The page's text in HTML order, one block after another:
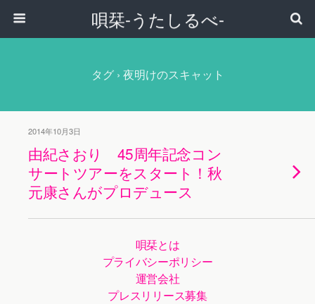
唄栞-うたしるべ-
タグ › 夜明けのスキャット
2014年10月3日
由紀さおり 45周年記念コン
サートツアーをスタート！秋
元康さんがプロデュース
唄栞とは
プライバシーポリシー
運営会社
プレスリリース募集